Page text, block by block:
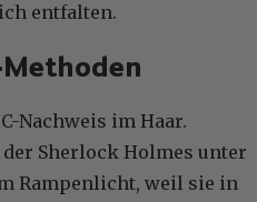
entfalten.
Nachweis im Haar.
Sherlock Holmes unter
Rampenlicht, weil sie in